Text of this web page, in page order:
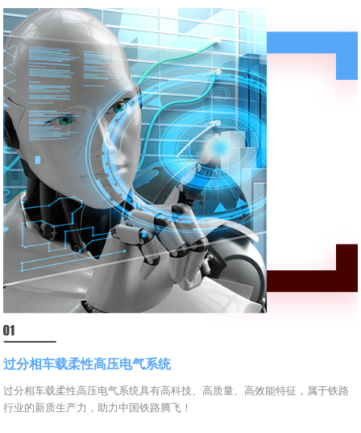
过分相车载柔性高压电气系统
过分相车载柔性高压电气系统具有高科技、高质量、高效能特征，属于铁路
行业的新质生产力，助力中国铁路腾飞！